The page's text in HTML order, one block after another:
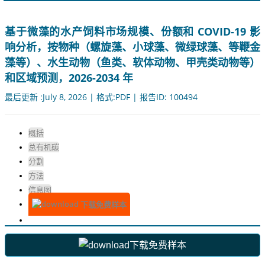
基于微藻的水产饲料市场规模、份额和 COVID-19 影
响分析，按物种（螺旋藻、小球藻、微绿球藻、等鞭金
藻等）、水生动物（鱼类、软体动物、甲壳类动物等）
和区域预测，2026-2034 年
最后更新 :July 8, 2026 | 格式:PDF | 报告ID: 100494
概括
总有机碳
分割
方法
信息图
下载免费样本
下载免费样本